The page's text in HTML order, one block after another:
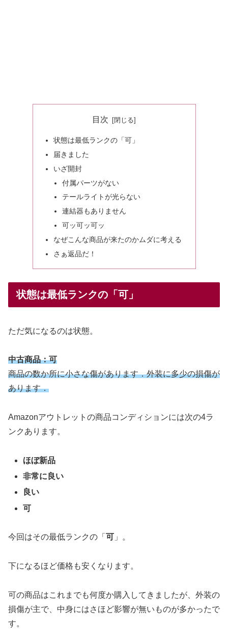
目次
状態は最低ランクの「可」
届きました
いざ開封
付属パーツがない
テールライトが光らない
連結器もありません
可ッ可ッ可ッ
なぜこんな商品が来たのかムダに考える
さぁ返品だ！
状態は最低ランクの「可」
ただ気になるのは状態。
中古商品：可
商品の数か所に小さな傷があります．外装に多少の損傷が
あります．
Amazonアウトレットの商品コンディションには次の4ラ
ンクあります。
ほぼ新品
非常に良い
良い
可
今回はその最低ランクの「 可 」。
下になるほど価格も安くなります。
可の商品はこれまでも何度か購入してきましたが、外装の
損傷が主で、中身にはさほど影響が無いものが多かったで
す。